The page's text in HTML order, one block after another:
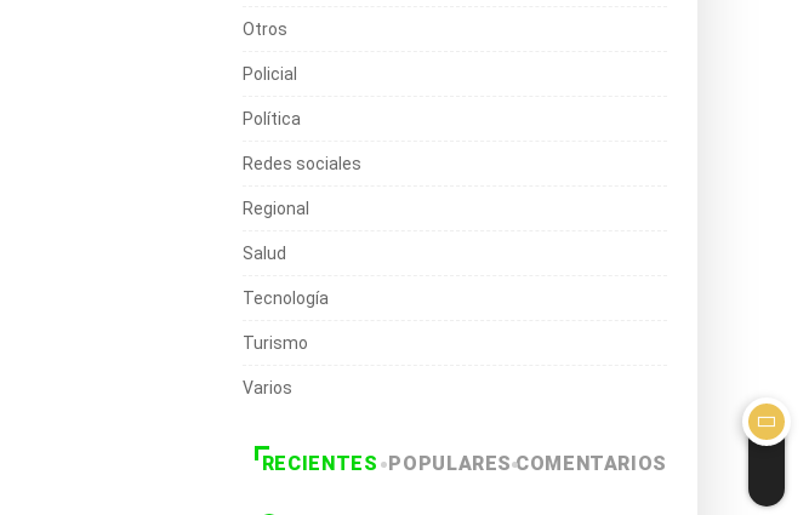
Otros
Policial
Política
Redes sociales
Regional
Salud
Tecnología
Turismo
Varios
RECIENTES POPULARESCOMENTARIOS